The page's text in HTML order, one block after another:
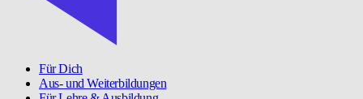
Für Dich
Aus- und Weiterbildungen